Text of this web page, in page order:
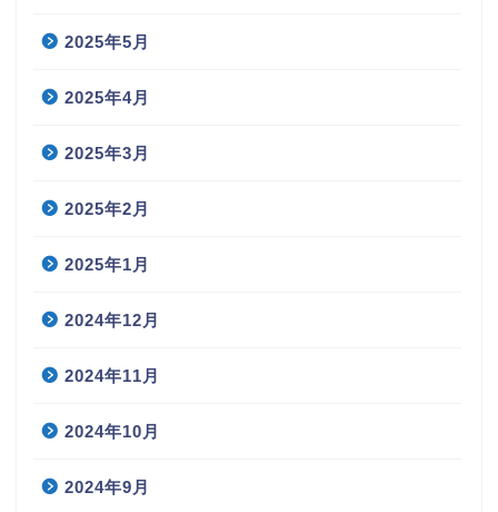
2025年5月
2025年4月
2025年3月
2025年2月
2025年1月
2024年12月
2024年11月
2024年10月
2024年9月